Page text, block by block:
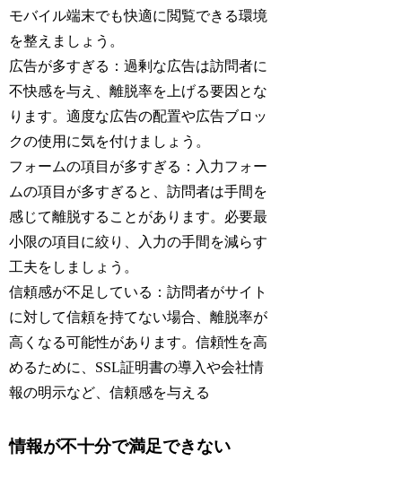
モバイル端末でも快適に閲覧できる環境
を整えましょう。
広告が多すぎる：過剰な広告は訪問者に
不快感を与え、離脱率を上げる要因とな
ります。適度な広告の配置や広告ブロッ
クの使用に気を付けましょう。
フォームの項目が多すぎる：入力フォー
ムの項目が多すぎると、訪問者は手間を
感じて離脱することがあります。必要最
小限の項目に絞り、入力の手間を減らす
工夫をしましょう。
信頼感が不足している：訪問者がサイト
に対して信頼を持てない場合、離脱率が
高くなる可能性があります。信頼性を高
めるために、SSL証明書の導入や会社情
報の明示など、信頼感を与える
情報が不十分で満足できない